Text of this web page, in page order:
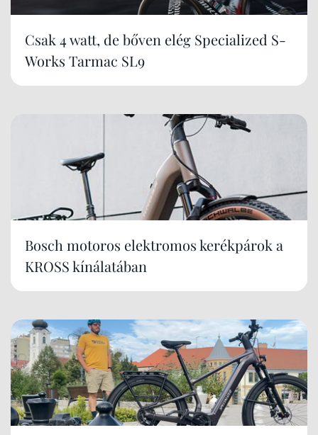
Csak 4 watt, de bőven elég Specialized S-
Works Tarmac SL9
Bosch motoros elektromos kerékpárok a
KROSS kínálatában